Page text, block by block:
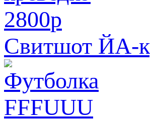
2800p
Свитшот ЙА-